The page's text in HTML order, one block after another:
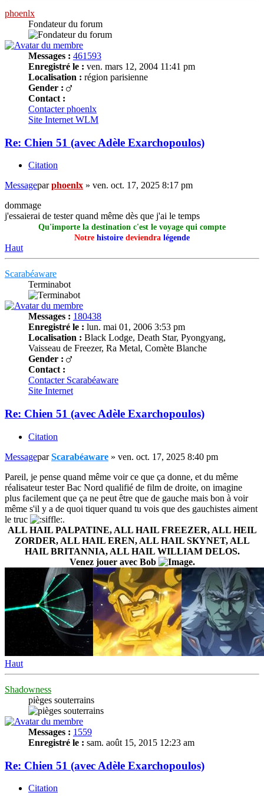
phoenlx
Fondateur du forum
Messages : 461593
Enregistré le : ven. mars 12, 2004 11:41 pm
Localisation : région parisienne
Gender :
Contact :
Contacter phoenlx
Site Internet WLM
Re: Chien 51 (avec Adèle Exarchopoulos)
Citation
Messageparphoenlx » ven. oct. 17, 2025 8:17 pm
dommage
j'essaierai de tester quand même dès que j'ai le temps
Qu'importe la destination c'est le voyage qui compte
Notre histoire deviendra légende
Haut
Scarabéaware
Terminabot
Messages : 180438
Enregistré le : lun. mai 01, 2006 3:53 pm
Localisation : Black Lodge, Death Star, Pyongyang,
Vaisseau de Freezer, Ra Metal, Comète Blanche
Gender :
Contact :
Contacter Scarabéaware
Site Internet
Re: Chien 51 (avec Adèle Exarchopoulos)
Citation
MessageparScarabéaware » ven. oct. 17, 2025 8:40 pm
Pareil, je pense quand même voir ce que ça donne, et du même
réalisateur tester Bac Nord qualifié de film de droite, on imagine
plus facilement que ça ne peut être que de gauche mais bon à voir
même s'il y a de quoi tiquer quand tu vois que des gauchistes aiment
le truc
.
ALL HAIL PALPATINE, ALL HAIL FREEZER, ALL HEIL
ZORDER, ALL HAIL EREN, ALL HAIL SKYNET, ALL
HAIL BRITANNIA, ALL HAIL WILLIAM DELOS.
Venez jouer avec Bob
.
Haut
Shadowness
pièges souterrains
Messages : 1559
Enregistré le : sam. août 15, 2015 12:23 am
Re: Chien 51 (avec Adèle Exarchopoulos)
Citation